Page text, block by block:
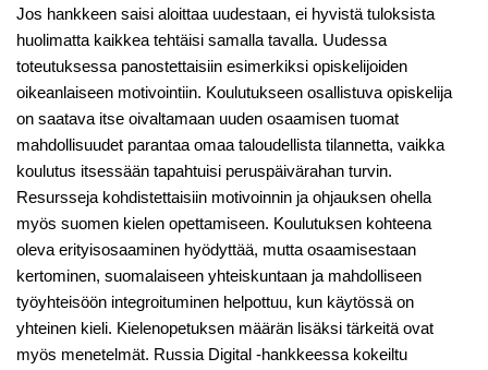
Jos hankkeen saisi aloittaa uudestaan, ei hyvistä tuloksista
huolimatta kaikkea tehtäisi samalla tavalla. Uudessa
toteutuksessa panostettaisiin esimerkiksi opiskelijoiden
oikeanlaiseen motivointiin. Koulutukseen osallistuva opiskelija
on saatava itse oivaltamaan uuden osaamisen tuomat
mahdollisuudet parantaa omaa taloudellista tilannetta, vaikka
koulutus itsessään tapahtuisi peruspäivärahan turvin.
Resursseja kohdistettaisiin motivoinnin ja ohjauksen ohella
myös suomen kielen opettamiseen. Koulutuksen kohteena
oleva erityisosaaminen hyödyttää, mutta osaamisestaan
kertominen, suomalaiseen yhteiskuntaan ja mahdolliseen
työyhteisöön integroituminen helpottuu, kun käytössä on
yhteinen kieli. Kielenopetuksen määrän lisäksi tärkeitä ovat
myös menetelmät. Russia Digital -hankkeessa kokeiltu